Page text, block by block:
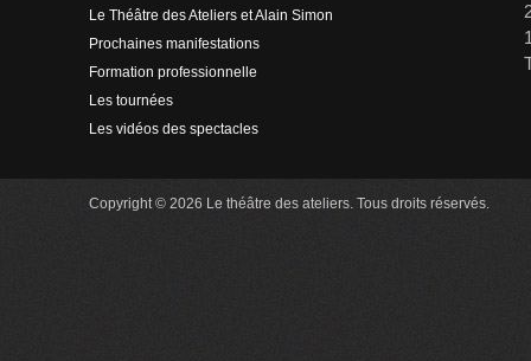
Le Théâtre des Ateliers et Alain Simon
Prochaines manifestations
Formation professionnelle
Les tournées
Les vidéos des spectacles
Copyright © 2026 Le théâtre des ateliers. Tous droits réservés.